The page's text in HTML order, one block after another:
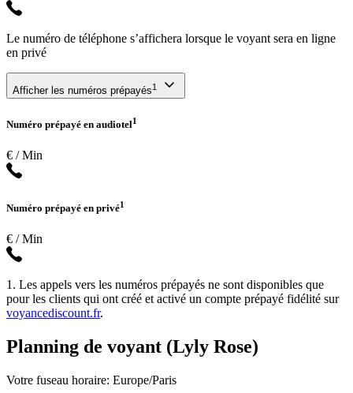
Le numéro de téléphone s’affichera lorsque le voyant sera en ligne
en privé
Afficher les numéros prépayés1
Numéro prépayé en audiotel1
€ / Min
Numéro prépayé en privé1
€ / Min
1. Les appels vers les numéros prépayés ne sont disponibles que
pour les clients qui ont créé et activé un compte prépayé fidélité sur
voyancediscount.fr.
Planning de voyant (Lyly Rose)
Votre fuseau horaire: Europe/Paris